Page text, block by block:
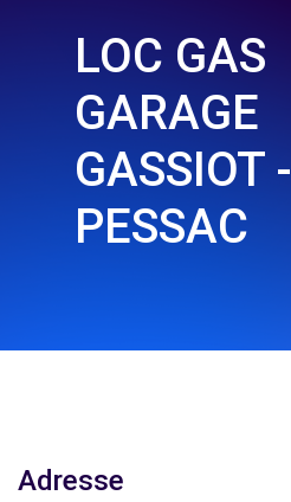
LOC GAS
GARAGE
GASSIOT -
PESSAC
Adresse